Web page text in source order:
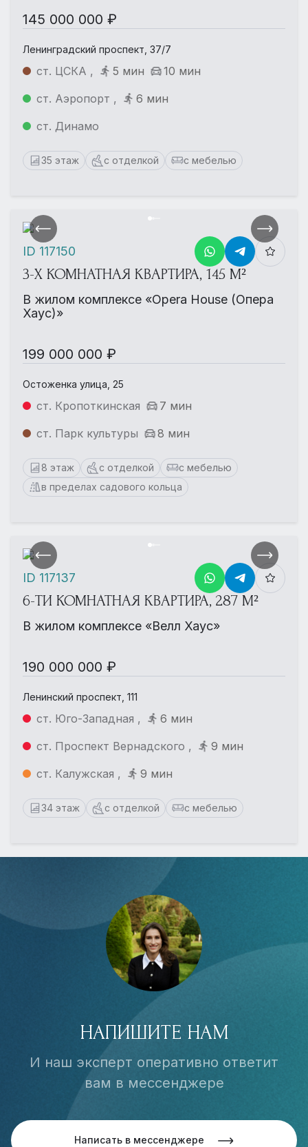
145 000 000 ₽
Ленинградский проспект, 37/7
ст. ЦСКА , 5 мин
10 мин
ст. Аэропорт ,
6 мин
ст. Динамо
35 этаж с отделкой с мебелью
3-Х КОМНАТНАЯ КВАРТИРА, 145 М²
В жилом комплексе «Opera House (Опера
Хаус)»
199 000 000 ₽
Остоженка улица, 25
ст. Кропоткинская
7 мин
ст. Парк культуры
8 мин
8 этаж с отделкой
с мебелью
в пределах садового кольца
ID 117150
6-ТИ КОМНАТНАЯ КВАРТИРА, 287 М²
В жилом комплексе «Велл Хаус»
190 000 000 ₽
Ленинский проспект, 111
ст. Юго-Западная ,
6 мин
ст. Проспект Вернадского ,
9 мин
ст. Калужская ,
9 мин
34 этаж с отделкой с мебелью
ID 117137
НАПИШИТЕ НАМ
И наш эксперт оперативно ответит
вам в мессенджере
Написать в мессенджере